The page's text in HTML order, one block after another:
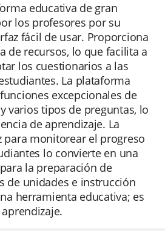
educativa de gran
los profesores por su
fácil de usar. Proporciona
de recursos, lo que facilita a
los cuestionarios a las
La plataforma
excepcionales de
varios tipos de preguntas, lo
de aprendizaje. La
para monitorear el progreso
lo convierte en una
la preparación de
de unidades e instrucción
herramienta educativa; es